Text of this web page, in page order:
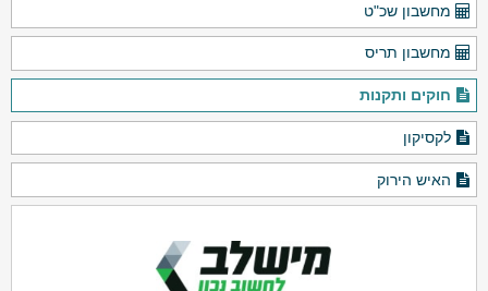
מחשבון שכ"ט
מחשבון תריס
חוקים ותקנות
לקסיקון
האיש הירוק